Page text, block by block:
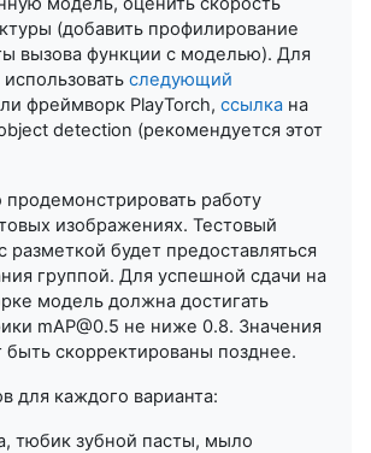
(добавить профилирование
вызова функции с моделью). Для
следующий
фреймворк PlayTorch, ссылка на
detection (рекомендуется этот
работу
изображениях. Тестовый
разметкой будет предоставляться
группой. Для успешной сдачи на
модель должна достигать
mAP@0.5 не ниже 0.8. Значения
быть скорректированы позднее.
для каждого варианта:
тюбик зубной пасты, мыло